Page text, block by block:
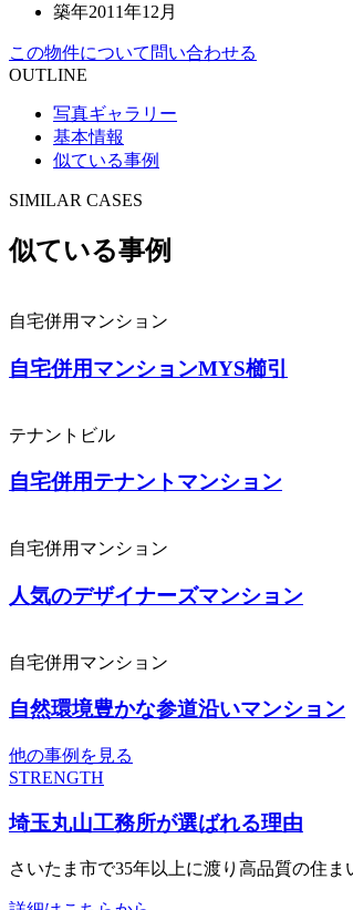
築年2011年12月
この物件について問い合わせる
OUTLINE
写真ギャラリー
基本情報
似ている事例
SIMILAR CASES
似ている事例
自宅併用マンション
自宅併用マンションMYS櫛引
テナントビル
自宅併用テナントマンション
自宅併用マンション
人気のデザイナーズマンション
自宅併用マンション
自然環境豊かな参道沿いマンション
他の事例を見る
STRENGTH
埼玉丸山工務所が選ばれる理由
さいたま市で35年以上に渡り高品質の住ま